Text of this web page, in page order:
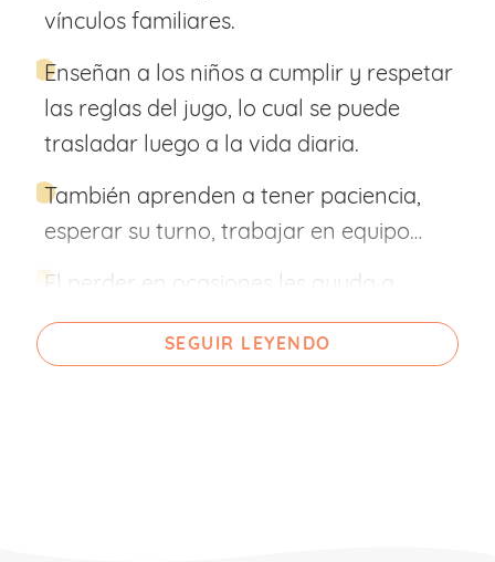
vínculos familiares.
Enseñan a los niños a cumplir y respetar
las reglas del jugo, lo cual se puede
trasladar luego a la vida diaria.
También aprenden a tener paciencia,
esperar su turno, trabajar en equipo…
El perder en ocasiones les ayuda a
tolerar la frustración y aceptar los
fracasos.
SEGUIR LEYENDO